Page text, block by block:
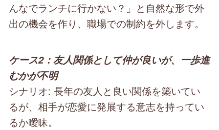
んなでランチに行かない？」と自然な形で外
出の機会を作り、職場での制約を外します。
ケース2：友人関係として仲が良いが、一歩進
むかが不明
シナリオ: 長年の友人と良い関係を築いてい
るが、相手が恋愛に発展する意志を持ってい
るか曖昧。